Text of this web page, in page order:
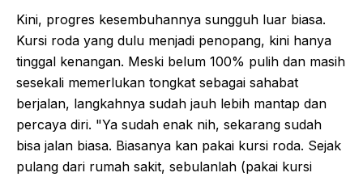
Kini, progres kesembuhannya sungguh luar biasa.
Kursi roda yang dulu menjadi penopang, kini hanya
tinggal kenangan. Meski belum 100% pulih dan masih
sesekali memerlukan tongkat sebagai sahabat
berjalan, langkahnya sudah jauh lebih mantap dan
percaya diri. "Ya sudah enak nih, sekarang sudah
bisa jalan biasa. Biasanya kan pakai kursi roda. Sejak
pulang dari rumah sakit, sebulanlah (pakai kursi